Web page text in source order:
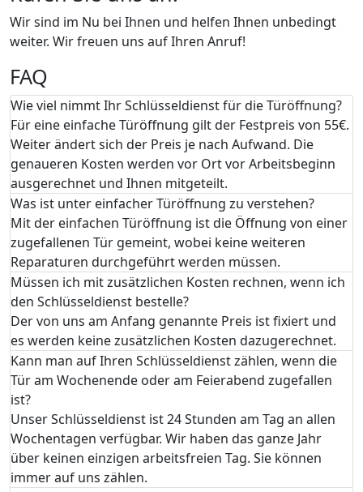
Wir sind im Nu bei Ihnen und helfen Ihnen unbedingt
weiter. Wir freuen uns auf Ihren Anruf!
FAQ
Wie viel nimmt Ihr Schlüsseldienst für die Türöffnung?
Für eine einfache Türöffnung gilt der Festpreis von 55€.
Weiter ändert sich der Preis je nach Aufwand. Die
genaueren Kosten werden vor Ort vor Arbeitsbeginn
ausgerechnet und Ihnen mitgeteilt.
Was ist unter einfacher Türöffnung zu verstehen?
Mit der einfachen Türöffnung ist die Öffnung von einer
zugefallenen Tür gemeint, wobei keine weiteren
Reparaturen durchgeführt werden müssen.
Müssen ich mit zusätzlichen Kosten rechnen, wenn ich
den Schlüsseldienst bestelle?
Der von uns am Anfang genannte Preis ist fixiert und
es werden keine zusätzlichen Kosten dazugerechnet.
Kann man auf Ihren Schlüsseldienst zählen, wenn die
Tür am Wochenende oder am Feierabend zugefallen
ist?
Unser Schlüsseldienst ist 24 Stunden am Tag an allen
Wochentagen verfügbar. Wir haben das ganze Jahr
über keinen einzigen arbeitsfreien Tag. Sie können
immer auf uns zählen.